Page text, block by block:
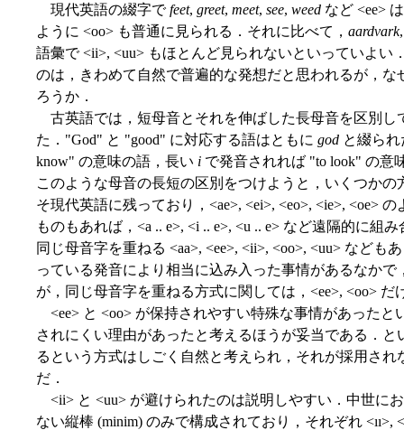
現代英語の綴字でfeet, greet, meet, see, weed など <ee>
ように <oo> も普通に見られる．それに比べて， aardvark
語彙で <ii>, <uu> もほとんど見られないといっていよ
のは，きわめて自然で普遍的な発想だと思われるが，
ろうか．
古英語では，短母音とそれを伸ばした長母音を区別し
た．"God" と "good" に対応する語はともに god と綴ら
know" の意味の語，長い i で発音されれば "to look" の意
このような母音の長短の区別をつけようと，いくつか
そ現代英語に残っており，<ae>, <ei>, <eo>, <ie>, <oe>
ものもあれば，<a .. e>, <i .. e>, <u .. e> など遠隔的に組
同じ母音字を重ねる <aa>, <ee>, <ii>, <oo>, <uu> など
っている発音により相当に込み入った事情があるなか
が，同じ母音字を重ねる方式に関しては，<ee>, <oo>
<ee> と <oo> が保持されやすい特殊な事情があったと
されにくい理由があったと考えるほうが妥当である．
るという方式はしごく自然と考えられ，それが採用さ
だ．
<ii> と <uu> が避けられたのは説明しやすい．中世に
ない縦棒 (minim) のみで構成されており，それぞれ <ıı>,